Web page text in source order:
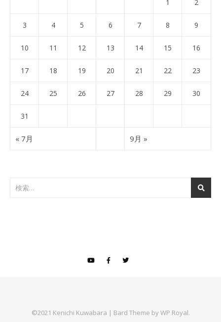
1 2
3 4 5 6 7 8 9
10 11 12 13 14 15 16
17 18 19 20 21 22 23
24 25 26 27 28 29 30
31
« 7月 9月 »
©2021 Kenichi Kuwabara | Bard Theme byWP Royal.